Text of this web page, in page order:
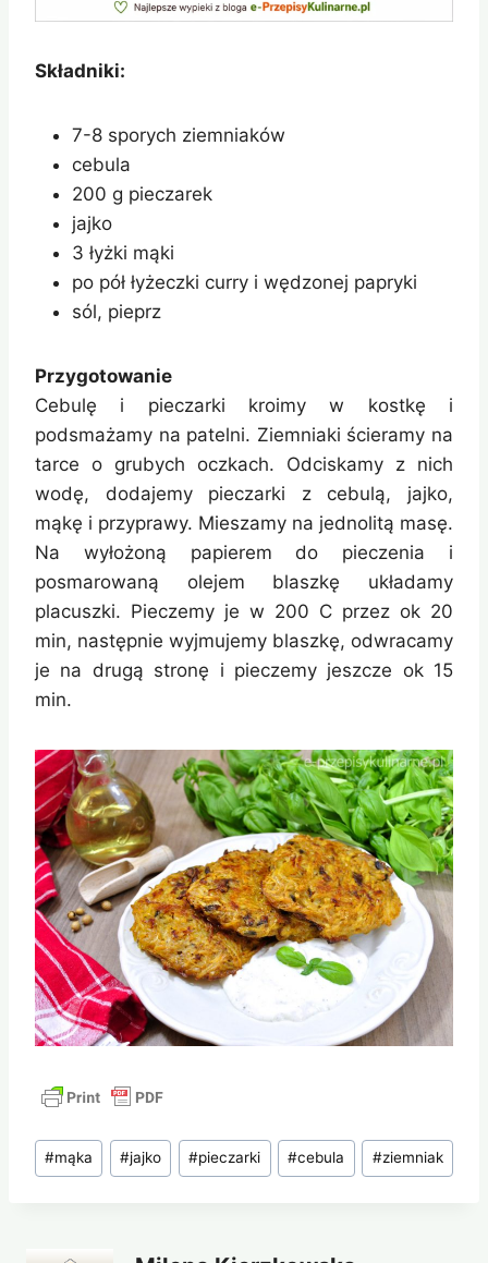
Składniki:
7-8 sporych ziemniaków
cebula
200 g pieczarek
jajko
3 łyżki mąki
po pół łyżeczki curry i wędzonej papryki
sól, pieprz
Przygotowanie
Cebulę i pieczarki kroimy w kostkę i
podsmażamy na patelni. Ziemniaki ścieramy na
tarce o grubych oczkach. Odciskamy z nich
wodę, dodajemy pieczarki z cebulą, jajko,
mąkę i przyprawy. Mieszamy na jednolitą masę.
Na wyłożoną papierem do pieczenia i
posmarowaną olejem blaszkę układamy
placuszki. Pieczemy je w 200 C przez ok 20
min, następnie wyjmujemy blaszkę, odwracamy
je na drugą stronę i pieczemy jeszcze ok 15
min.
Tagi
wpisu:
#mąka #jajko #pieczarki #cebula #ziemniak